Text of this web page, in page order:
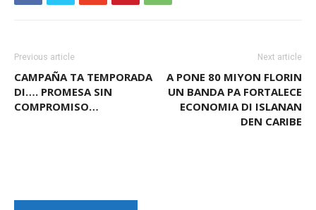
Previous article
CAMPAÑA TA TEMPORADA
DI…. PROMESA SIN
COMPROMISO…
Next article
A PONE 80 MIYON FLORIN
UN BANDA PA FORTALECE
ECONOMIA DI ISLANAN
DEN CARIBE